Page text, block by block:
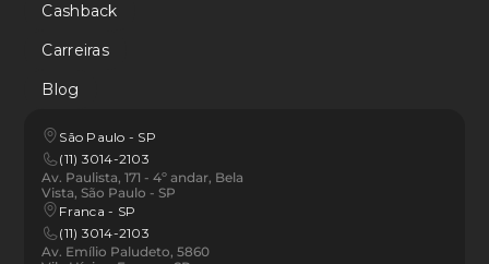
Cashback
Carreiras
Blog
São Paulo - SP
(11) 3014-2103
Av. Paulista, 171 - 4º andar, Bela
Vista, São Paulo - SP
Franca - SP
(11) 3014-2103
Av. Emílio Paludeto, 5860